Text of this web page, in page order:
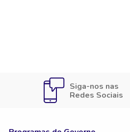
Siga-nos nas
Redes Sociais